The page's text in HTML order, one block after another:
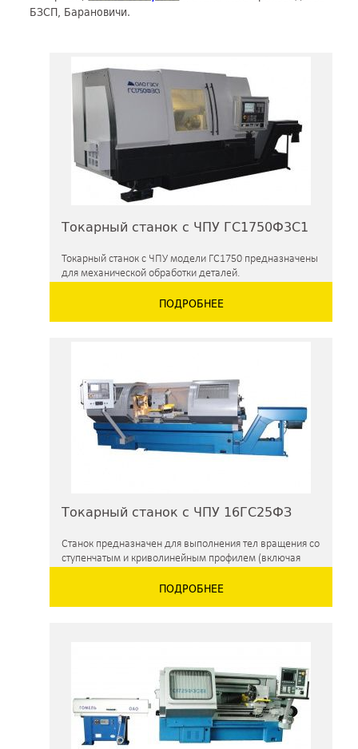
БЗСП, Барановичи.
Токарный станок с ЧПУ ГС1750Ф3С1
Токарный станок с ЧПУ модели ГС1750 предназначены
для механической обработки деталей.
ПОДРОБНЕЕ
Токарный станок с ЧПУ 16ГС25ФЗ
Станок предназначен для выполнения тел вращения со
ступенчатым и криволинейным профилем (включая
ПОДРОБНЕЕ